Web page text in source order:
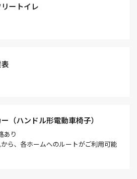
ートイレ
（ハンドル形電動車椅子）
あり
から、各ホームへのルートがご利用可能